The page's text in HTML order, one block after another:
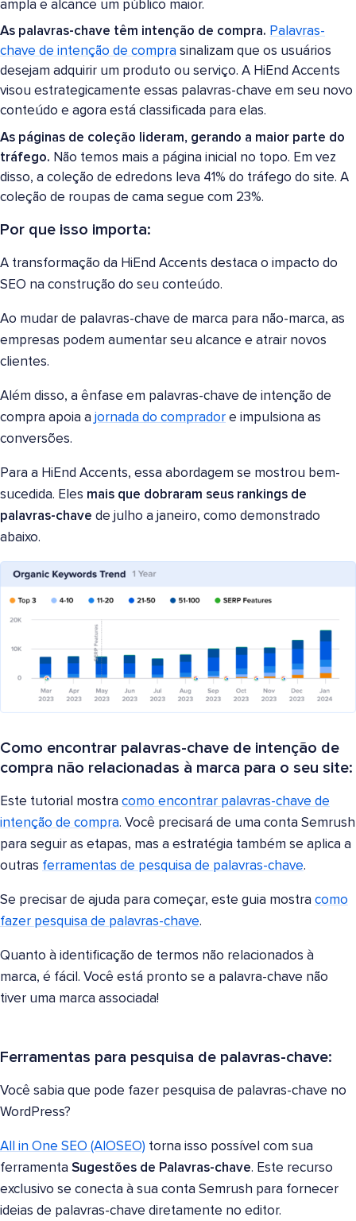
ampla e alcance um público maior.
As palavras-chave têm intenção de compra. Palavras-
chave de intenção de compra sinalizam que os usuários
desejam adquirir um produto ou serviço. A HiEnd Accents
visou estrategicamente essas palavras-chave em seu novo
conteúdo e agora está classificada para elas.
As páginas de coleção lideram, gerando a maior parte do
tráfego. Não temos mais a página inicial no topo. Em vez
disso, a coleção de edredons leva 41% do tráfego do site. A
coleção de roupas de cama segue com 23%.
Por que isso importa:
A transformação da HiEnd Accents destaca o impacto do
SEO na construção do seu conteúdo.
Ao mudar de palavras-chave de marca para não-marca, as
empresas podem aumentar seu alcance e atrair novos
clientes.
Além disso, a ênfase em palavras-chave de intenção de
compra apoia a jornada do comprador e impulsiona as
conversões.
Para a HiEnd Accents, essa abordagem se mostrou bem-
sucedida. Eles mais que dobraram seus rankings de
palavras-chave de julho a janeiro, como demonstrado
abaixo.
Como encontrar palavras-chave de intenção de
compra não relacionadas à marca para o seu site:
Este tutorial mostra como encontrar palavras-chave de
intenção de compra. Você precisará de uma conta Semrush
para seguir as etapas, mas a estratégia também se aplica a
outras ferramentas de pesquisa de palavras-chave.
Se precisar de ajuda para começar, este guia mostra como
fazer pesquisa de palavras-chave.
Quanto à identificação de termos não relacionados à
marca, é fácil. Você está pronto se a palavra-chave não
tiver uma marca associada!
Ferramentas para pesquisa de palavras-chave:
Você sabia que pode fazer pesquisa de palavras-chave no
WordPress?
All in One SEO (AIOSEO) torna isso possível com sua
ferramenta Sugestões de Palavras-chave. Este recurso
exclusivo se conecta à sua conta Semrush para fornecer
ideias de palavras-chave diretamente no editor.